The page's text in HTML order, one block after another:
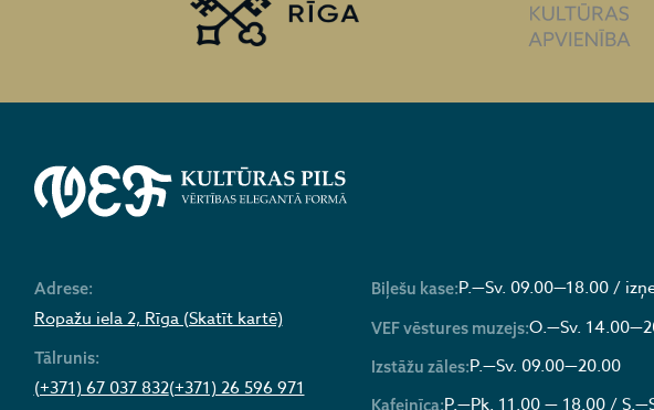
Adrese:
Ropažu iela 2, Rīga (Skatīt kartē)
Tālrunis:
(+371) 67 037 832(+371) 26 596 971
Biļešu kase:P.—Sv. 09.00—18.00 /
VEF vēstures muzejs:O.—Sv.
Izstāžu zāles:P.—Sv. 09.00—20.00
Kafejnīca:P.—Pk. 11.00 — 18.00 /